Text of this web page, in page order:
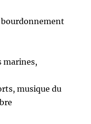
bourdonnement
marines,
musique du